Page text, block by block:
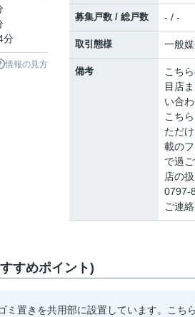
分
情報の見方
募集戸数 / 総戸数 - / -
取引態様 一般
備考
こち
目店
い合
こち
ただ
載の
で過
店の
0797-
ご連
すめポイント)
ミ置きを共用部に設置しています。こち